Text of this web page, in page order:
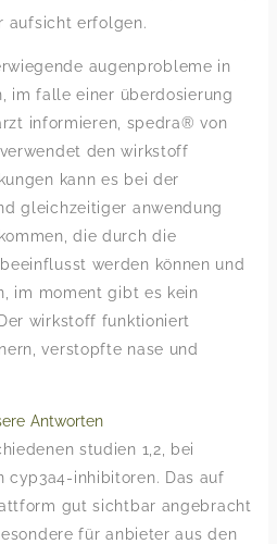
aufsicht erfolgen.
augenprobleme in
im falle einer überdosierung
informieren, spedra® von
den wirkstoff
kann es bei der
gleichzeitiger anwendung
die durch die
werden können und
im moment gibt es kein
wirkstoff funktioniert
verstopfte nase und
Antworten
studien 1,2, bei
cyp3a4-inhibitoren. Das auf
gut sichtbar angebracht
für anbieter aus den